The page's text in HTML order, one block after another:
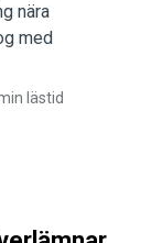
nära
med
lästid